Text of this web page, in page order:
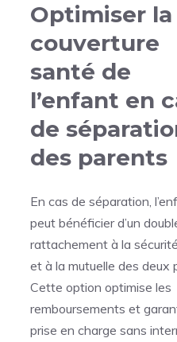
Optimiser la
couverture
santé de
l’enfant en
de
des parents
En cas de séparation,
peut bénéficier d’un
rattachement à la
et à la mutuelle des deux
Cette option optimise les
remboursements et
prise en charge sans